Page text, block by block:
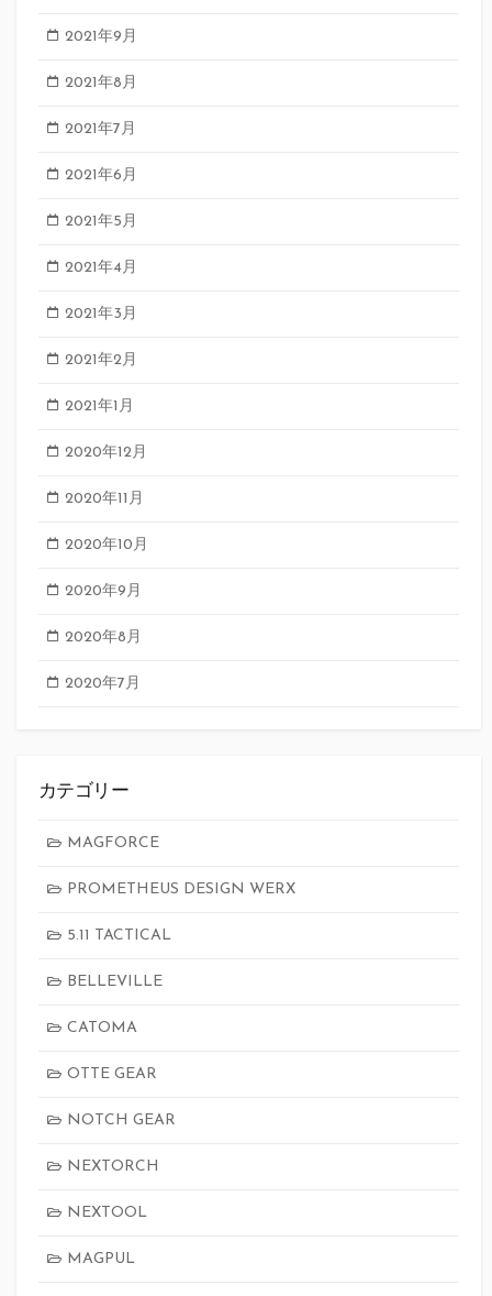
2021年9月
2021年8月
2021年7月
2021年6月
2021年5月
2021年4月
2021年3月
2021年2月
2021年1月
2020年12月
2020年11月
2020年10月
2020年9月
2020年8月
2020年7月
カテゴリー
MAGFORCE
PROMETHEUS DESIGN WERX
5.11 TACTICAL
BELLEVILLE
CATOMA
OTTE GEAR
NOTCH GEAR
NEXTORCH
NEXTOOL
MAGPUL